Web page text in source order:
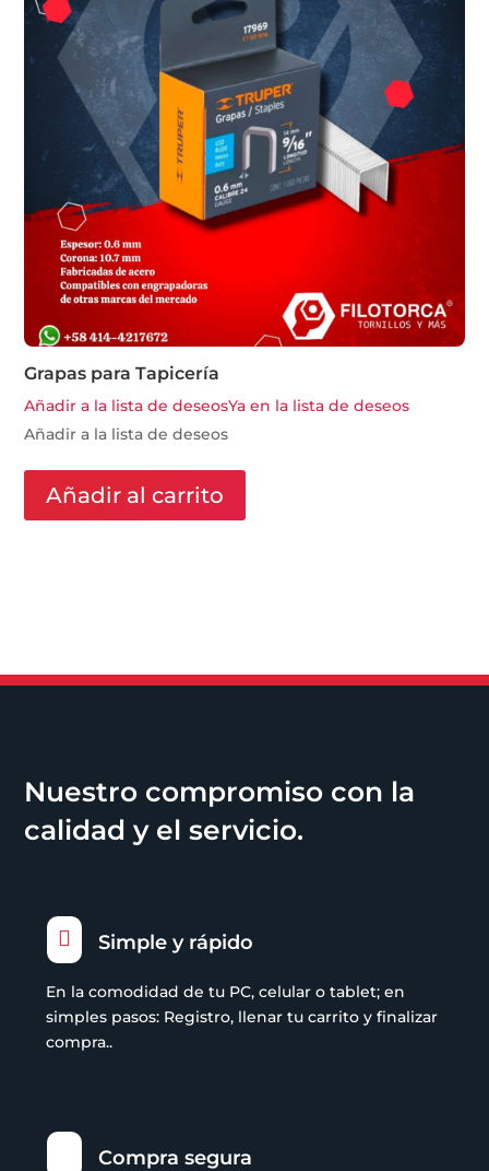
Grapas para Tapicería
Añadir a la lista de deseosYa en la lista de deseos
Añadir a la lista de deseos
Añadir al carrito
Nuestro compromiso con la
calidad y el servicio.
 Simple y rápido
En la comodidad de tu PC, celular o tablet; en
simples pasos: Registro, llenar tu carrito y finalizar
compra..
Compra segura